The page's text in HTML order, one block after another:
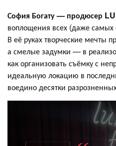
София Богату — продюсер
воплощения всех (даже
В её руках творческие мечты
а смелые задумки — в
как организовать съёмку с
идеальную локацию в
воедино десятки